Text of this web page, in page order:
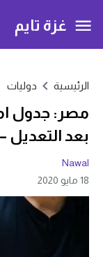
غزة تايم
الرئيسية دوليات
بعد التعديل
Nawal
18 مايو 2020